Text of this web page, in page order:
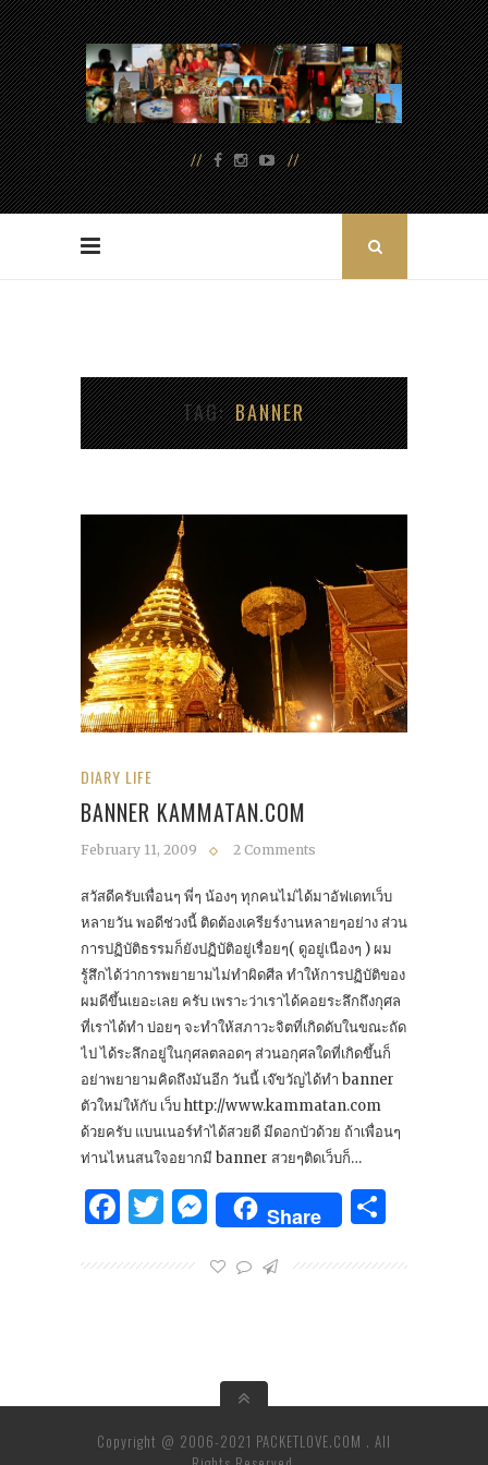
TAG BANNER
DIARY LIFE
BANNER KAMMATAN.COM
February 11, 2009 2 Comments
สวัสดีครับเพื่อนๆ พี่ๆ น้องๆ ทุกคนไม่ได้มาอัฟเดทเว็บ
หลายวัน พอดีช่วงนี้ ติดต้องเครียร์งานหลายๆอย่าง ส่วน
การปฏิบัติธรรมก็ยังปฏิบัติอยู่เรื่อยๆ( ดูอยู่เนืองๆ ) ผม
รู้สึกได้ว่าการพยายามไม่ทำผิดศีล ทำให้การปฏิบัติของ
ผมดีขึ้นเยอะเลย ครับ เพราะว่าเราได้คอยระลึกถึงกุศล
ที่เราได้ทำ บ่อยๆ จะทำให้สภาวะจิตที่เกิดดับในขณะถัด
ไป ได้ระลึกอยู่ในกุศลตลอดๆ ส่วนอกุศลใดที่เกิดขึ้นก็
อย่าพยายามคิดถึงมันอีก วันนี้ เจ๊ขวัญได้ทำ banner
ตัวใหม่ให้กับ เว็บ http://www.kammatan.com
ด้วยครับ แบนเนอร์ทำได้สวยดี มีดอกบัวด้วย ถ้าเพื่อนๆ
ท่านไหนสนใจอยากมี banner สวยๆติดเว็บก็…
Facebook
Twitter
Messenger
Share
Copyright @ 2006-2021 PACKETLOVE.COM . All